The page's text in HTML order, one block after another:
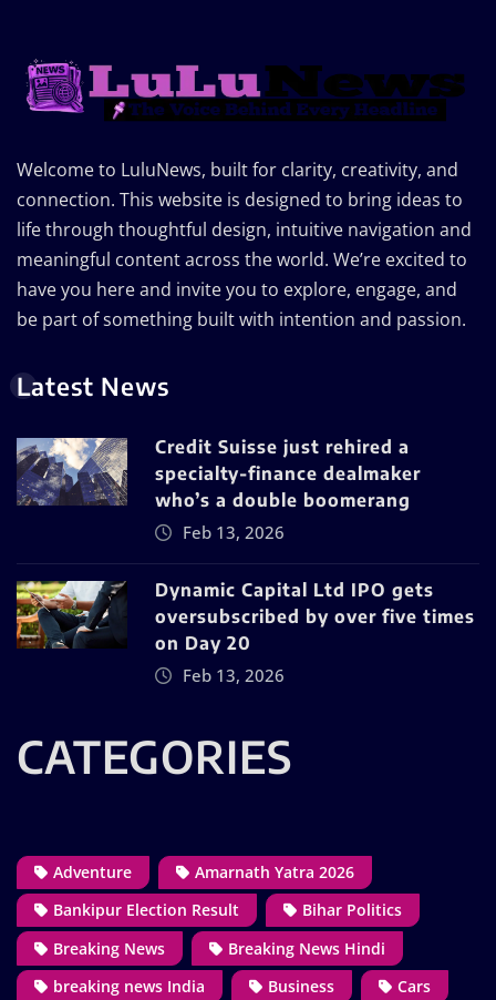
Welcome to LuluNews, built for clarity, creativity, and
connection. This website is designed to bring ideas to
life through thoughtful design, intuitive navigation and
meaningful content across the world. We’re excited to
have you here and invite you to explore, engage, and
be part of something built with intention and passion.
Latest News
Credit Suisse just rehired a
specialty-finance dealmaker
who’s a double boomerang
Feb 13, 2026
Dynamic Capital Ltd IPO gets
oversubscribed by over five times
on Day 20
Feb 13, 2026
CATEGORIES
Adventure
Amarnath Yatra 2026
Bankipur Election Result
Bihar Politics
Breaking News
Breaking News Hindi
breaking news India
Business
Cars